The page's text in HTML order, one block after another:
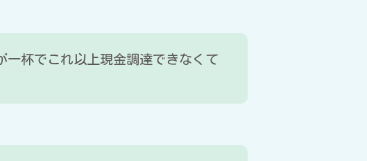
一杯でこれ以上現金調達できなくて